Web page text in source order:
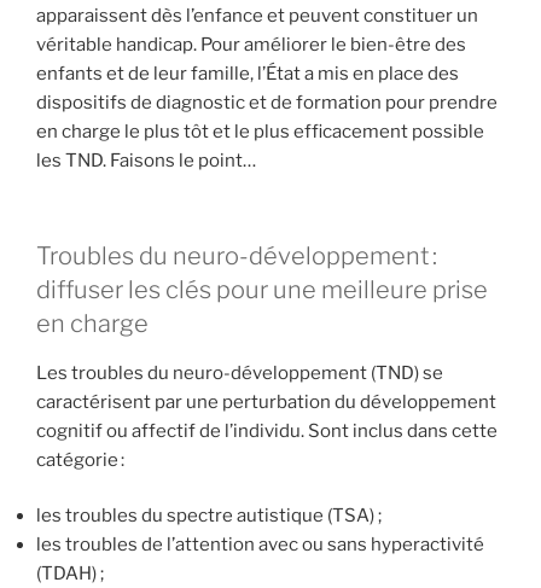
apparaissent dès l’enfance et peuvent constituer un
véritable handicap. Pour améliorer le bien-être des
enfants et de leur famille, l’État a mis en place des
dispositifs de diagnostic et de formation pour prendre
en charge le plus tôt et le plus efficacement possible
les TND. Faisons le point…
Troubles du neuro-développement :
diffuser les clés pour une meilleure prise
en charge
Les troubles du neuro-développement (TND) se
caractérisent par une perturbation du développement
cognitif ou affectif de l’individu. Sont inclus dans cette
catégorie :
les troubles du spectre autistique (TSA) ;
les troubles de l’attention avec ou sans hyperactivité
(TDAH) ;